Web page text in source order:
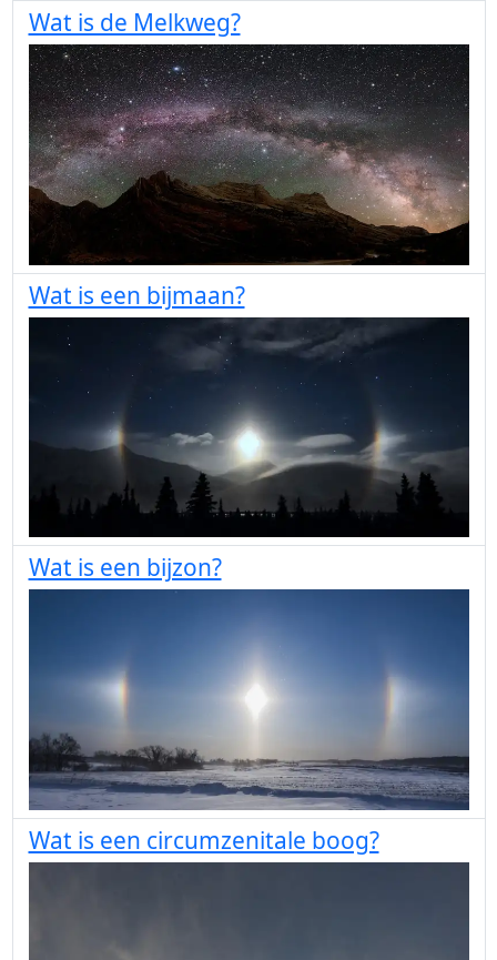
Wat is de Melkweg?
Wat is een bijmaan?
Wat is een bijzon?
Wat is een circumzenitale boog?